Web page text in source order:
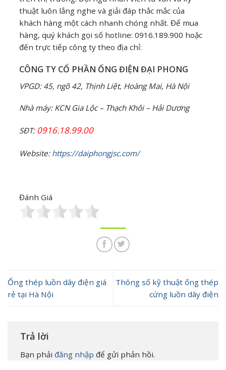
thuật luôn lắng nghe và giải đáp thắc mắc của
khách hàng một cách nhanh chóng nhất. Để mua
hàng, quý khách gọi số hotline: 0916.189.900 hoặc
đến trực tiếp công ty theo địa chỉ:
CÔNG TY CỔ PHẦN ỐNG ĐIỆN ĐẠI PHONG
VPGD: 45, ngõ 42, Thịnh Liệt, Hoàng Mai, Hà Nội
Nhà máy: KCN Gia Lộc – Thạch Khôi – Hải Dương
SĐT: 0916.18.99.00
Website: https://daiphongjsc.com/
Đánh Giá
Ống thép luồn dây điện giá
rẻ tại Hà Nội
Thông số kỹ thuật ống thép
cứng luồn dây điện
Trả lời
Bạn phải đăng nhập để gửi phản hồi.